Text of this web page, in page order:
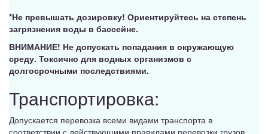
*Не превышать дозировку! Ориентируйтесь на степень
загрязнения воды в бассейне.
ВНИМАНИЕ! Не допускать попадания в окружающую
среду. Токсично для водных организмов с
долгосрочными последствиями.
Транспортировка:
Допускается перевозка всеми видами транспорта в
соответствии с действующими правилами перевозки грузов